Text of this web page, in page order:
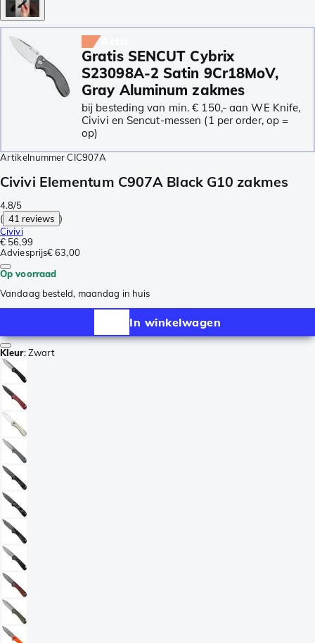
Gratis SENCUT Cybrix
S23098A-2 Satin 9Cr18MoV,
Gray Aluminum zakmes
bij besteding van min. € 150,- aan WE Knife,
Civivi en Sencut-messen (1 per order, op =
op)
Artikelnummer CIC907A
Civivi Elementum C907A Black G10 zakmes
4.8/5
( 41 reviews )
Civivi
€ 56,99
Adviesprijs€ 63,00
Op voorraad
Vandaag besteld, maandag in huis
In winkelwagen
Kleur:Zwart